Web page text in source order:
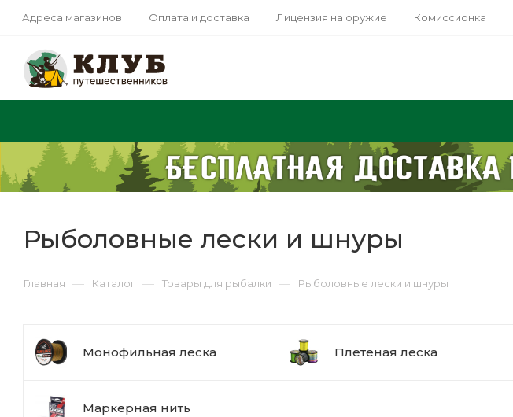
Адреса магазинов Оплата и доставка Лицензия на оружие Комиссионка
Рыболовные лески и шнуры
Главная — Каталог — Товары для рыбалки — Рыболовные лески и шнуры
Монофильная леска Плетеная леска
Маркерная нить